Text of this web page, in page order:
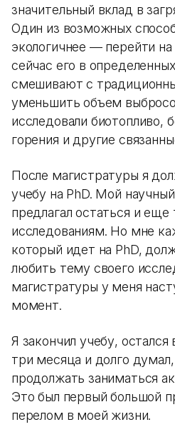
значительный вклад в
Один из возможных
экологичнее — перейти
сейчас его в
смешивают с
уменьшить объем
исследовали биотопливо,
горения и другие
После магистратуры я
учебу на PhD. Мой
предлагал остаться и еще
исследованиям. Но мне
который идет на PhD,
любить тему своего
магистратуры у меня
момент.
Я закончил учебу,
три месяца и долго
продолжать заниматься
Это был первый большой
перелом в моей жизни.